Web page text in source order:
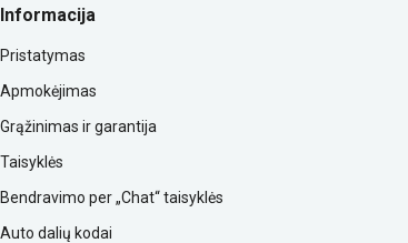
Informacija
Pristatymas
Apmokėjimas
Grąžinimas ir garantija
Taisyklės
Bendravimo per „Chat“ taisyklės
Auto dalių kodai